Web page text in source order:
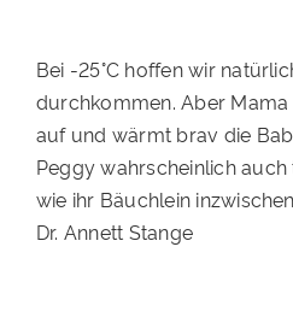
Bei -25°C hoffen wir
durchkommen. Aber
auf und wärmt brav die
Peggy wahrscheinlich
wie ihr Bäuchlein
Dr. Annett Stange